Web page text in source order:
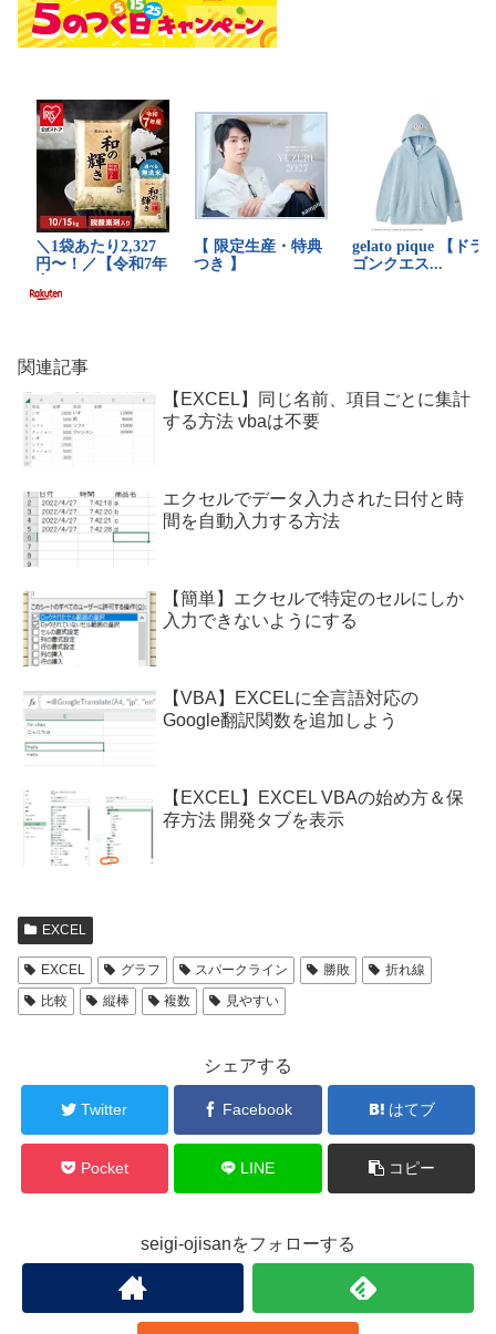
関連記事
【EXCEL】同じ名前、項目ごとに集計
する方法 vbaは不要
エクセルでデータ入力された日付と時
間を自動入力する方法
【簡単】エクセルで特定のセルにしか
入力できないようにする
【VBA】EXCELに全言語対応の
Google翻訳関数を追加しよう
【EXCEL】EXCEL VBAの始め方＆保
存方法 開発タブを表示
EXCEL
EXCEL グラフ スパークライン 勝敗
折れ線
比較
縦棒 複数 見やすい
シェアする
Twitter Facebook はてブ
Pocket LINE コピー
seigi-ojisanをフォローする